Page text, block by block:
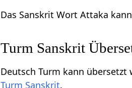
Das Sanskrit Wort Attaka
Turm Sanskrit
Deutsch Turm kann
Turm Sanskrit.